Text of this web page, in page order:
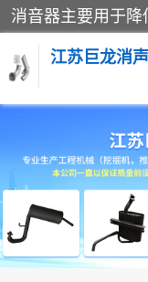
江苏巨龙消
消声器